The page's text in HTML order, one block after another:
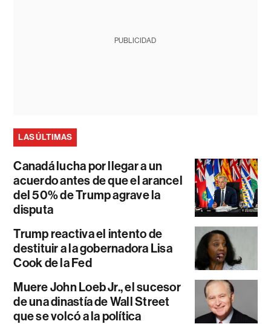
PUBLICIDAD
LAS ÚLTIMAS
Canadá lucha por llegar a un
acuerdo antes de que el arancel
del 50% de Trump agrave la
disputa
Trump reactiva el intento de
destituir a la gobernadora Lisa
Cook de la Fed
Muere John Loeb Jr., el sucesor
de una dinastía de Wall Street
que se volcó a la política